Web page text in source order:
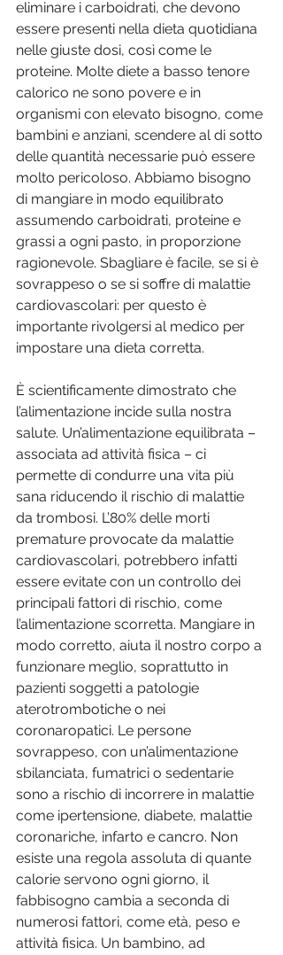
eliminare i carboidrati, che devono
essere presenti nella dieta quotidiana
nelle giuste dosi, così come le
proteine. Molte diete a basso tenore
calorico ne sono povere e in
organismi con elevato bisogno, come
bambini e anziani, scendere al di sotto
delle quantità necessarie può essere
molto pericoloso. Abbiamo bisogno
di mangiare in modo equilibrato
assumendo carboidrati, proteine e
grassi a ogni pasto, in proporzione
ragionevole. Sbagliare è facile, se si è
sovrappeso o se si soffre di malattie
cardiovascolari: per questo è
importante rivolgersi al medico per
impostare una dieta corretta.
È scientificamente dimostrato che
l’alimentazione incide sulla nostra
salute. Un’alimentazione equilibrata –
associata ad attività fisica – ci
permette di condurre una vita più
sana riducendo il rischio di malattie
da trombosi. L’80% delle morti
premature provocate da malattie
cardiovascolari, potrebbero infatti
essere evitate con un controllo dei
principali fattori di rischio, come
l’alimentazione scorretta. Mangiare in
modo corretto, aiuta il nostro corpo a
funzionare meglio, soprattutto in
pazienti soggetti a patologie
aterotrombotiche o nei
coronaropatici. Le persone
sovrappeso, con un’alimentazione
sbilanciata, fumatrici o sedentarie
sono a rischio di incorrere in malattie
come ipertensione, diabete, malattie
coronariche, infarto e cancro. Non
esiste una regola assoluta di quante
calorie servono ogni giorno, il
fabbisogno cambia a seconda di
numerosi fattori, come età, peso e
attività fisica. Un bambino, ad